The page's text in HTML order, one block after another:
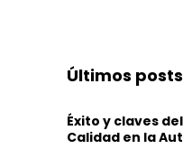
Últimos posts
Éxito y claves
Calidad en la